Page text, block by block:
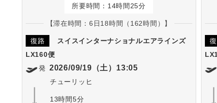
所要時間：14時間25分
【滞在時間：6日18時間（162時間）】
復路
スイスインターナショナルエアラインズ
LX160便
発 2026/09/19（土）13:05
チューリッヒ
13時間5分